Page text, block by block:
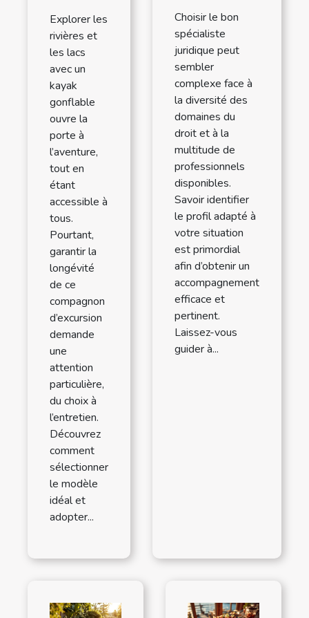
Explorer les
rivières et
les lacs
avec un
kayak
gonflable
ouvre la
porte à
l’aventure,
tout en
étant
accessible à
tous.
Pourtant,
garantir la
longévité
de ce
compagnon
d’excursion
demande
une
attention
particulière,
du choix à
l’entretien.
Découvrez
comment
sélectionner
le modèle
idéal et
adopter...
Choisir le bon
spécialiste
juridique peut
sembler
complexe face à
la diversité des
domaines du
droit et à la
multitude de
professionnels
disponibles.
Savoir identifier
le profil adapté à
votre situation
est primordial
afin d’obtenir un
accompagnement
efficace et
pertinent.
Laissez-vous
guider à...